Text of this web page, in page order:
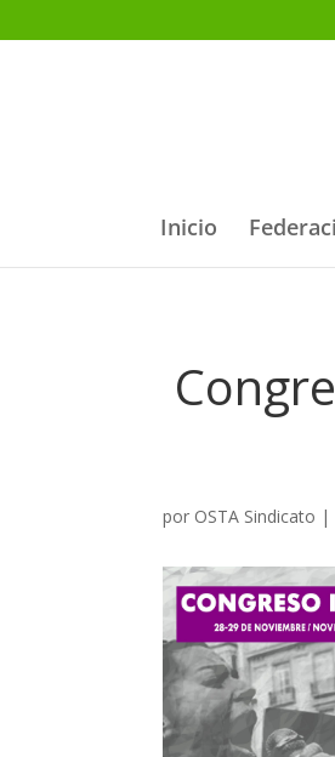
Inicio
por OSTA Sindicato |